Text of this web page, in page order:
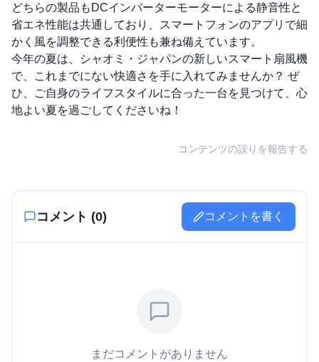
どちらの製品もDCインバーターモーターによる静音性と
省エネ性能は共通しており、スマートフォンのアプリで細
かく風を調整できる利便性も兼ね備えています。
今年の夏は、シャオミ・ジャパンの新しいスマート扇風機
で、これまでにない快適さを手に入れてみませんか？ ぜ
ひ、ご自身のライフスタイルに合った一台を見つけて、心
地よい夏を過ごしてくださいね！
コンテンツの誤りを報告する
コメント (0) コメントを書く
まだコメントがありません